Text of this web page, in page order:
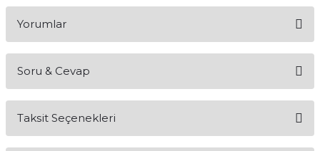
Yorumlar
Soru & Cevap
Taksit Seçenekleri